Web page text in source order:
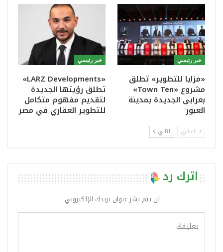
خبر رئيسي
«مزايا للتطوير» تطلق
مشروع «Town Ten»
بعرابى الجديدة بمدينة
العبور
خبر رئيسي
«LARZ Developments»
تطلق رؤيتها الجديدة
لتقديم مفهوم متكامل
للتطوير العقاري في مصر
السابق التالي
اترك رد
لن يتم نشر عنوان بريدك الإلكتروني.